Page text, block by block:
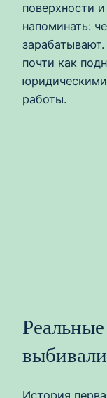
поверхности
напоминать:
почти как
работы.